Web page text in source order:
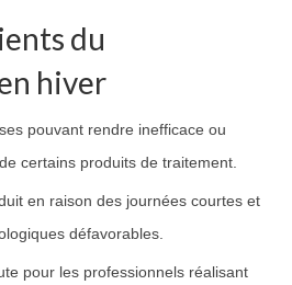
du
hiver
pouvant rendre inefficace ou
certains produits de traitement.
en raison des journées courtes et
défavorables.
pour les professionnels réalisant